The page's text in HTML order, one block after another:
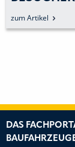
zum Artikel
DAS